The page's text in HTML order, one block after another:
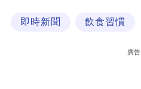
即時新聞 飲食習慣
廣告